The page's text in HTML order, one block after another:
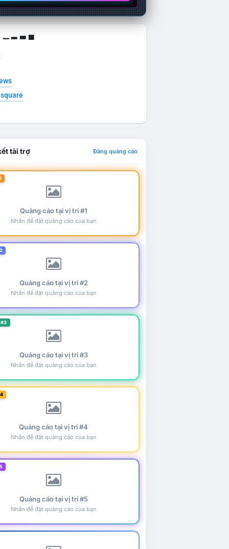
▁ ▂ ▃ ▄
tài trợ Đăng quảng cáo
Quảng cáo tại vị trí #1
Nhấn để đặt quảng cáo của bạn
Quảng cáo tại vị trí #2
Nhấn để đặt quảng cáo của bạn
Quảng cáo tại vị trí #3
Nhấn để đặt quảng cáo của bạn
Quảng cáo tại vị trí #4
Nhấn để đặt quảng cáo của bạn
Quảng cáo tại vị trí #5
Nhấn để đặt quảng cáo của bạn